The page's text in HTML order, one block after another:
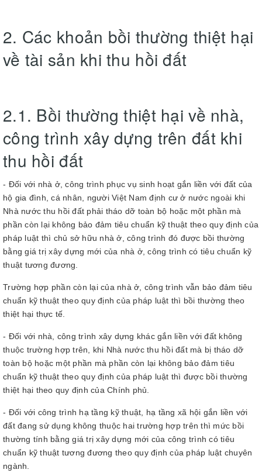
2. Các khoản bồi thường thiệt hại
về tài sản khi thu hồi đất
2.1. Bồi thường thiệt hại về nhà,
công trình xây dựng trên đất khi
thu hồi đất
- Đối với nhà ở, công trình phục vụ sinh hoạt gắn liền với đất của
hộ gia đình, cá nhân, người Việt Nam định cư ở nước ngoài khi
Nhà nước thu hồi đất phải tháo dỡ toàn bộ hoặc một phần mà
phần còn lại không bảo đảm tiêu chuẩn kỹ thuật theo quy định của
pháp luật thì chủ sở hữu nhà ở, công trình đó được bồi thường
bằng giá trị xây dựng mới của nhà ở, công trình có tiêu chuẩn kỹ
thuật tương đương.
Trường hợp phần còn lại của nhà ở, công trình vẫn bảo đảm tiêu
chuẩn kỹ thuật theo quy định của pháp luật thì bồi thường theo
thiệt hại thực tế.
- Đối với nhà, công trình xây dựng khác gắn liền với đất không
thuộc trường hợp trên, khi Nhà nước thu hồi đất mà bị tháo dỡ
toàn bộ hoặc một phần mà phần còn lại không bảo đảm tiêu
chuẩn kỹ thuật theo quy định của pháp luật thì được bồi thường
thiệt hại theo quy định của Chính phủ.
- Đối với công trình hạ tầng kỹ thuật, hạ tầng xã hội gắn liền với
đất đang sử dụng không thuộc hai trường hợp trên thì mức bồi
thường tính bằng giá trị xây dựng mới của công trình có tiêu
chuẩn kỹ thuật tương đương theo quy định của pháp luật chuyên
ngành.